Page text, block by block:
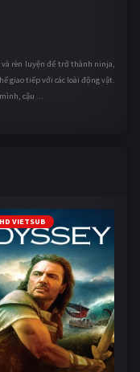
rèn luyện để trở thành ninja,
giao tiếp với các loài động vật.
cậu ...
VIETSUB